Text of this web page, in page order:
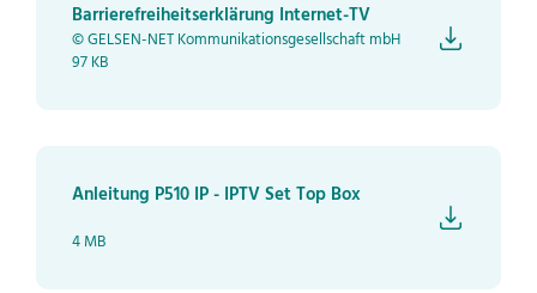
Barrierefreiheitserklärung Internet-TV
© GELSEN-NET Kommunikationsgesellschaft mbH
97 KB
Anleitung P510 IP - IPTV Set Top Box
4 MB